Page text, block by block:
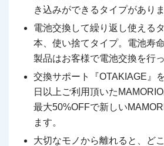
き込みができるタイプがありま
電池交換して繰り返し使える
本、使い捨てタイプ。電池寿
製品はお客様で電池交換を行
交換サポート『OTAKIAGE』
日以上ご利用頂いた
最大50%OFFで新しい
ます。
大切なモノから離れると、ど